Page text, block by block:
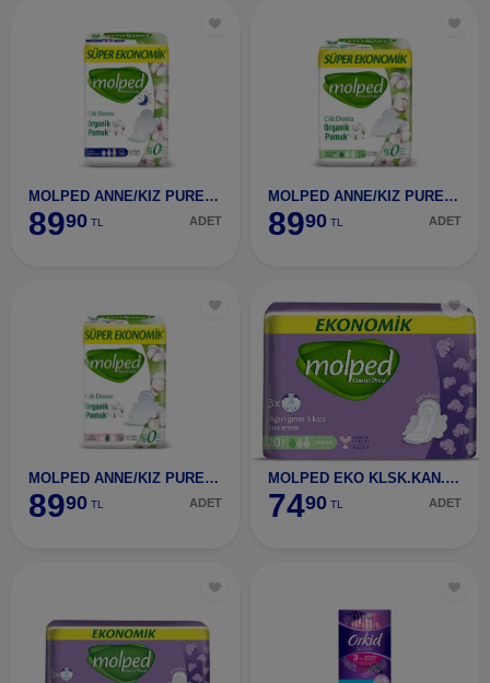
MOLPED ANNE/KIZ PURE SOFT GECE 16 LI
8990 TL ADET
MOLPED ANNE/KIZ PURE SOFT NORMAL24 LÜ
8990 TL ADET
MOLPED ANNE/KIZ PURE SOFT UZUN 18 Lİ
8990 TL ADET
MOLPED EKO KLSK.KAN.NORMAL 20 Li
7490 TL ADET